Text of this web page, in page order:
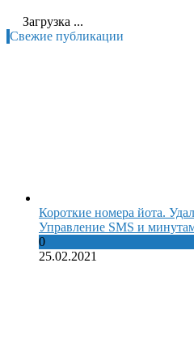
Загрузка ...
Свежие публикации
Короткие номера йота.
Управление SMS и
0
25.02.2021